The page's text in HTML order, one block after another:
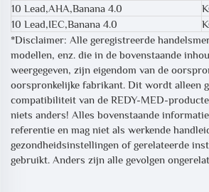
10 Lead,AHA,Banana 4.0
10 Lead,IEC,Banana 4.0
*Disclaimer: Alle geregistreerde
modellen, enz. die in de bovenstaande
weergegeven, zijn eigendom van de
oorspronkelijke fabrikant. Dit wordt alleen
compatibiliteit van de REDY-MED-
niets anders! Alles bovenstaande
referentie en mag niet als werkende
gezondheidsinstellingen of gerelateerde
gebruikt. Anders zijn alle gevolgen